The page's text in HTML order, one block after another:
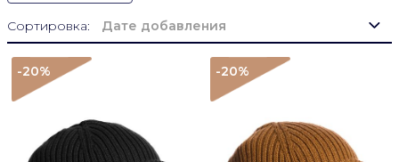
Сортировка: Дате добавления
-20% -20%